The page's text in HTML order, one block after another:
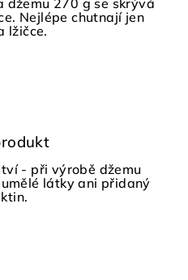
džemu 270 g se skrývá
Nejlépe chutnají jen
lžičce.
- při výrobě džemu
látky ani přidaný